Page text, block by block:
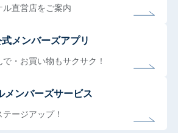
ル直営店をご案内
メンバーズアプリ
・お買い物もサクサク！
メンバーズサービス
ージアップ！